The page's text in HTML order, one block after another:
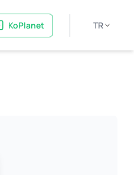
KoPlanet TR